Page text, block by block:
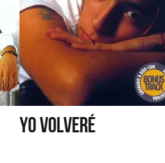
YO VOLVERÉ